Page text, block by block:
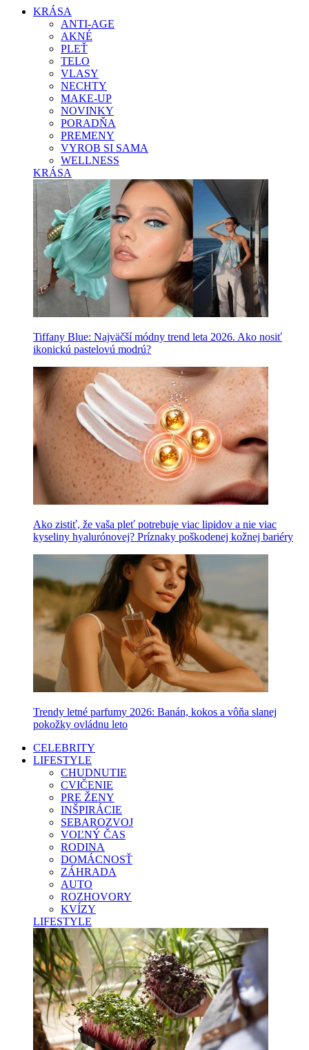
KRÁSA
ANTI-AGE
AKNÉ
PLEŤ
TELO
VLASY
NECHTY
MAKE-UP
NOVINKY
PORADŇA
PREMENY
VYROB SI SAMA
WELLNESS
KRÁSA
Tiffany Blue: Najväčší módny trend leta 2026. Ako nosiť
ikonickú pastelovú modrú?
Ako zistiť, že vaša pleť potrebuje viac lipidov a nie viac
kyseliny hyalurónovej? Príznaky poškodenej kožnej bariéry
Trendy letné parfumy 2026: Banán, kokos a vôňa slanej
pokožky ovládnu leto
CELEBRITY
LIFESTYLE
CHUDNUTIE
CVIČENIE
PRE ŽENY
INŠPIRÁCIE
SEBAROZVOJ
VOĽNÝ ČAS
RODINA
DOMÁCNOSŤ
ZÁHRADA
AUTO
ROZHOVORY
KVÍZY
LIFESTYLE